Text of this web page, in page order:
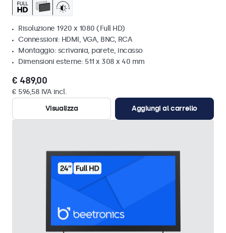
Risoluzione 1920 x 1080 (Full HD)
Connessioni: HDMI, VGA, BNC, RCA
Montaggio: scrivania, parete, incasso
Dimensioni esterne: 511 x 308 x 40 mm
€ 489,00
€ 596,58 IVA incl.
Visualizza
Aggiungi al carrello